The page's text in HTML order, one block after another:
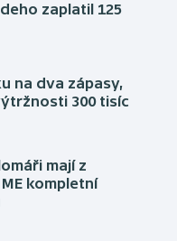
zaplatil 125
na dva zápasy,
300 tisíc
mají z
kompletní